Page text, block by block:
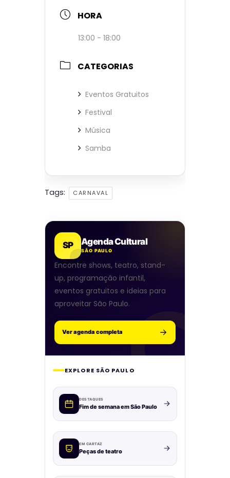
HORA
13:00 - 18:00
CATEGORIAS
Eventos Gratuitos
Festival
Música
Samba
Tags: CARNAVAL
SP Agenda Cultural
SÃO PAULO
Encontre shows, teatro, stand-
up, programação infantil,
eventos gratuitos e ideias para
aproveitar São Paulo.
Ver agenda completa
EXPLORE SÃO PAULO
DESTAQUES
Fim de semana em São Paulo
EM CARTAZ
Peças de teatro